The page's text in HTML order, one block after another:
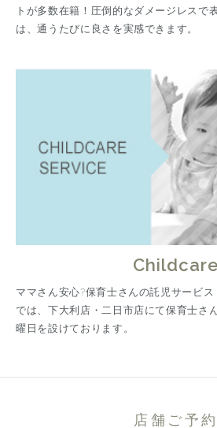
トが多数在籍！圧倒的なダメージレスで
は、通うたびに良さを実感できます。
Childcare
ママさん安心?保育士さんの託児サービス
では、下大利店・二日市店にて保育士さ
曜日を設けております。
店舗ご予約